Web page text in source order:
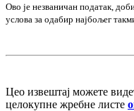
Ово је незваничан податак,
услова за одабир најбољег
Цео извештај можете
целокупне жребне листе